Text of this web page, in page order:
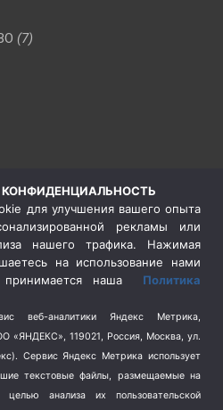
(7)
(404)
для улучшения вашего опыта
рекламы или
нашего трафика. Нажимая
на использование нами
наша Политика
веб-аналитики Яндекс Метрика,
«ЯНДЕКС», 119021, Россия, Москва, ул.
Сервис Яндекс Метрика использует
текстовые файлы, размещаемые на
анализа их пользовательской